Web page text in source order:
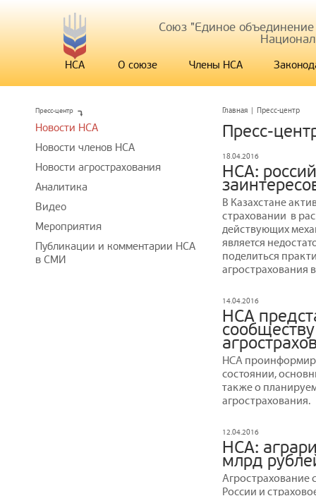
Союз "Единое
НСА О союзе Члены НСА
Главная | Пресс-центр
Пресс-
18.04.2016
НСА:
В Казахстане
страховании в
действующих
является
поделиться
агрострахования
14.04.2016
НСА
НСА
состоянии,
также о
агрострахования.
12.04.2016
НСА:
млрд
Агрострахование
России и
Пресс-центр
Новости НСА
Новости членов НСА
Новости агрострахования
Аналитика
Видео
Мероприятия
Публикации и комментарии НСА
в СМИ